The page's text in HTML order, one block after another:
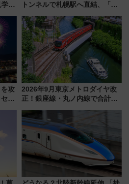
ツ
ゃ
ル
トンネルで札幌駅へ直結、「創
から本格着工、延長4.8km整備
事業の全貌
攻
ス
2026年9月東京メトロダイヤ改
正！銀座線・丸ノ内線で合計
待